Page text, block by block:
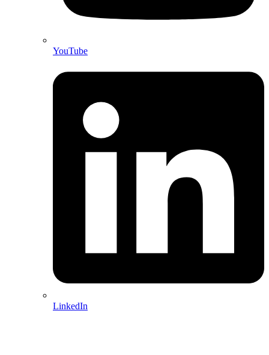
YouTube
LinkedIn